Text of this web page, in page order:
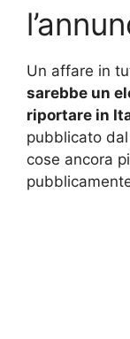
Un affare in
sarebbe un
riportare in
pubblicato dal
cose ancora